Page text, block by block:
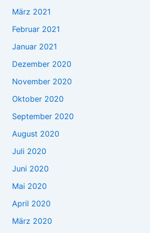
März 2021
Februar 2021
Januar 2021
Dezember 2020
November 2020
Oktober 2020
September 2020
August 2020
Juli 2020
Juni 2020
Mai 2020
April 2020
März 2020